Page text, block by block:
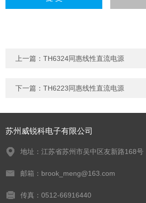
上一篇：TH6324同惠线性直流电源
下一篇：TH6223同惠线性直流电源
苏州威锐科电子有限公司
地址：江苏省苏州市吴中区友新路168号
邮箱：brook_meng@163.com
传真：0512-66916440